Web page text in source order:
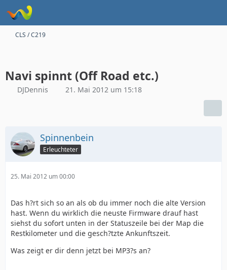
CLS / C219
Navi spinnt (Off Road etc.)
DJDennis 21. Mai 2012 um 15:18
Spinnenbein
Erleuchteter
25. Mai 2012 um 00:00
Das h?rt sich so an als ob du immer noch die alte Version
hast. Wenn du wirklich die neuste Firmware drauf hast
siehst du sofort unten in der Statuszeile bei der Map die
Restkilometer und die gesch?tzte Ankunftszeit.
Was zeigt er dir denn jetzt bei MP3?s an?